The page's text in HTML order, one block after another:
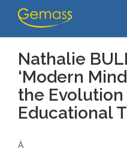
Accueil/Publications
In the Light of the Evolution of
Nathalie
‘Modern
the
Educational
À